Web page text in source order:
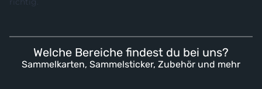
Welche Bereiche findest du bei uns?
Sammelkarten, Sammelsticker, Zubehör und mehr